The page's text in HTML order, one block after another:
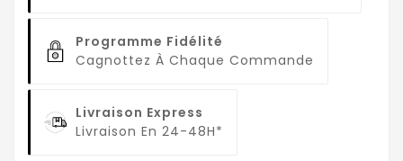
Programme Fidélité
Cagnottez À Chaque Commande
Livraison Express
Livraison En 24-48H*